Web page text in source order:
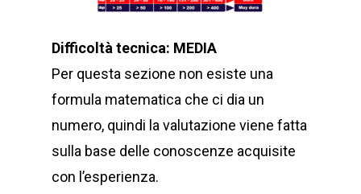
Difficoltà tecnica: MEDIA
Per questa sezione non esiste una
formula matematica che ci dia un
numero, quindi la valutazione viene fatta
sulla base delle conoscenze acquisite
con l’esperienza.